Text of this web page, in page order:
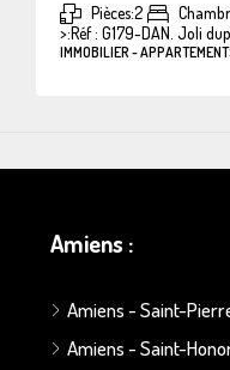
Pièces:2
>:Réf : G179-DAN. Joli
IMMOBILIER -
Amiens :
Amiens - Saint-
Amiens - Saint-